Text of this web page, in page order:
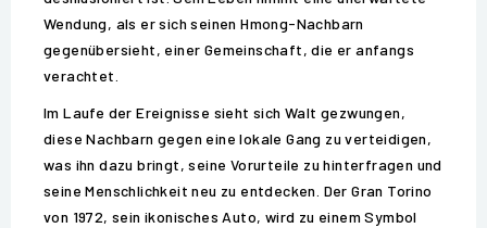
Wendung, als er sich seinen Hmong-Nachbarn
gegenübersieht, einer Gemeinschaft, die er anfangs
verachtet.
Im Laufe der Ereignisse sieht sich Walt gezwungen,
diese Nachbarn gegen eine lokale Gang zu verteidigen,
was ihn dazu bringt, seine Vorurteile zu hinterfragen und
seine Menschlichkeit neu zu entdecken. Der Gran Torino
von 1972, sein ikonisches Auto, wird zu einem Symbol